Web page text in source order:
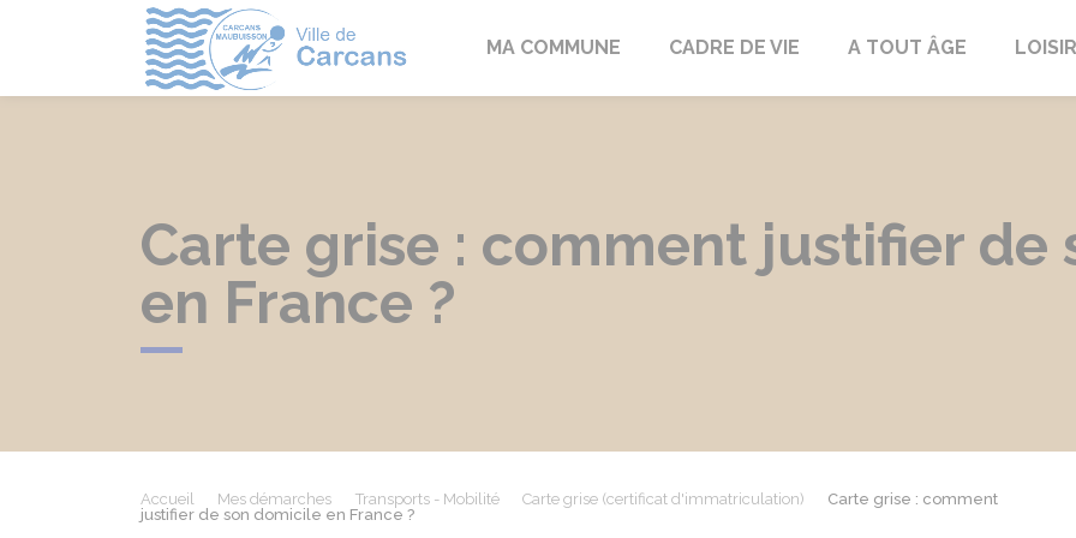
CarcansMA COMMUNE CADRE DE VIE A TOUT ÂGE
Carte grise : comment justifier de
en France ?
Accueil Mes démarches Transports - Mobilité Carte grise (certificat d'immatriculation)
Carte grise : comment
justifier de son domicile en France ?